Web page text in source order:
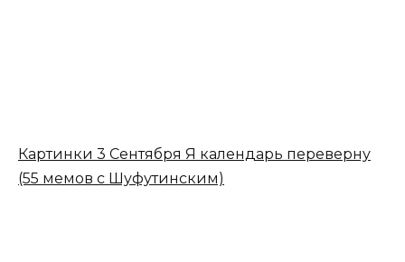
Картинки 3 Сентября Я календарь переверну
(55 мемов с Шуфутинским)